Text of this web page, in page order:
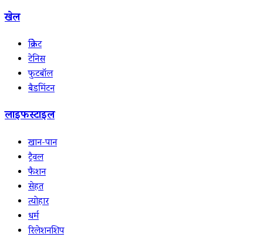
खेल
क्रिकेट
टेनिस
फुटबॉल
बैडमिंटन
लाइफस्टाइल
खान-पान
ट्रैवल
फैशन
सेहत
त्योहार
धर्म
रिलेशनशिप